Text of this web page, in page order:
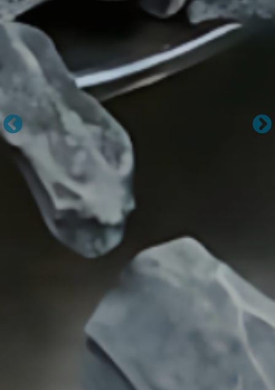
Sobre
nosotros
Sobre
Pinzuar
Misión,
Visión
Política
HSEQ
Pagos
en
Linea